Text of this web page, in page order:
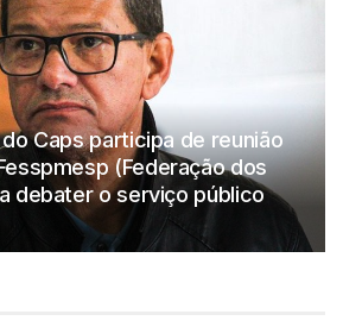
Caps participa de reunião
(Federação dos
debater o serviço público